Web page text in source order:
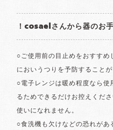
！cosaelさんから器のお
○ご使用前の目止めをおすすめ
においうつりを予防することが
○電子レンジは暖め程度なら使
るためできるだけお控えくだ
使いになれません。
○食洗機も欠けなどの恐れがあ